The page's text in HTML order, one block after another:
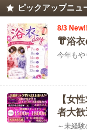
ピックアップニュ
8/3 New!!
👘浴
今年もや
【女
者大歓
～未経